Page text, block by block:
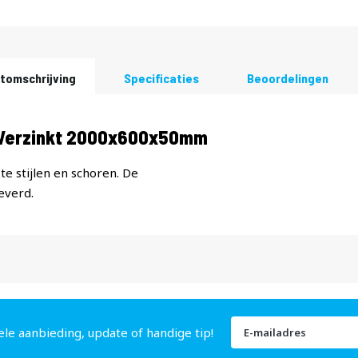
2000x600x50mm
stijlen en schoren. De
Specificaties Beoordelingen
aanbieding, update of handige tip!
Abonneer
op